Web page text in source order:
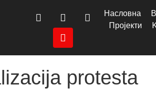
Насловна
Пројекти
protesta